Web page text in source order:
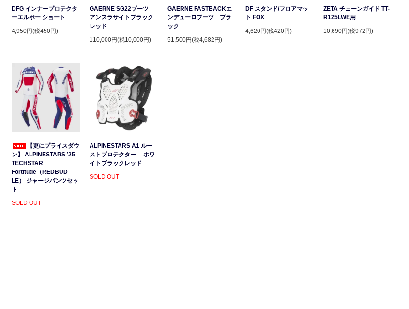
DFG インナープロテクタ
ーエルボー ショート
4,950円(税450円)
GAERNE SG22ブーツ
アンスラサイトブラック
レッド
110,000円(税10,000円)
GAERNE FASTBACKエ
ンデューロブーツ ブラ
ック
51,500円(税4,682円)
DF スタンド/フロアマッ
ト FOX
4,620円(税420円)
ZETA チェーンガイド TT-
R125LWE用
10,690円(税972円)
【更にプライスダウ
ン】 ALPINESTARS ’25
TECHSTAR
Fortitude（REDBUD
LE） ジャージパンツセッ
ト
SOLD OUT
ALPINESTARS A1 ルー
ストプロテクター ホワ
イトブラックレッド
SOLD OUT